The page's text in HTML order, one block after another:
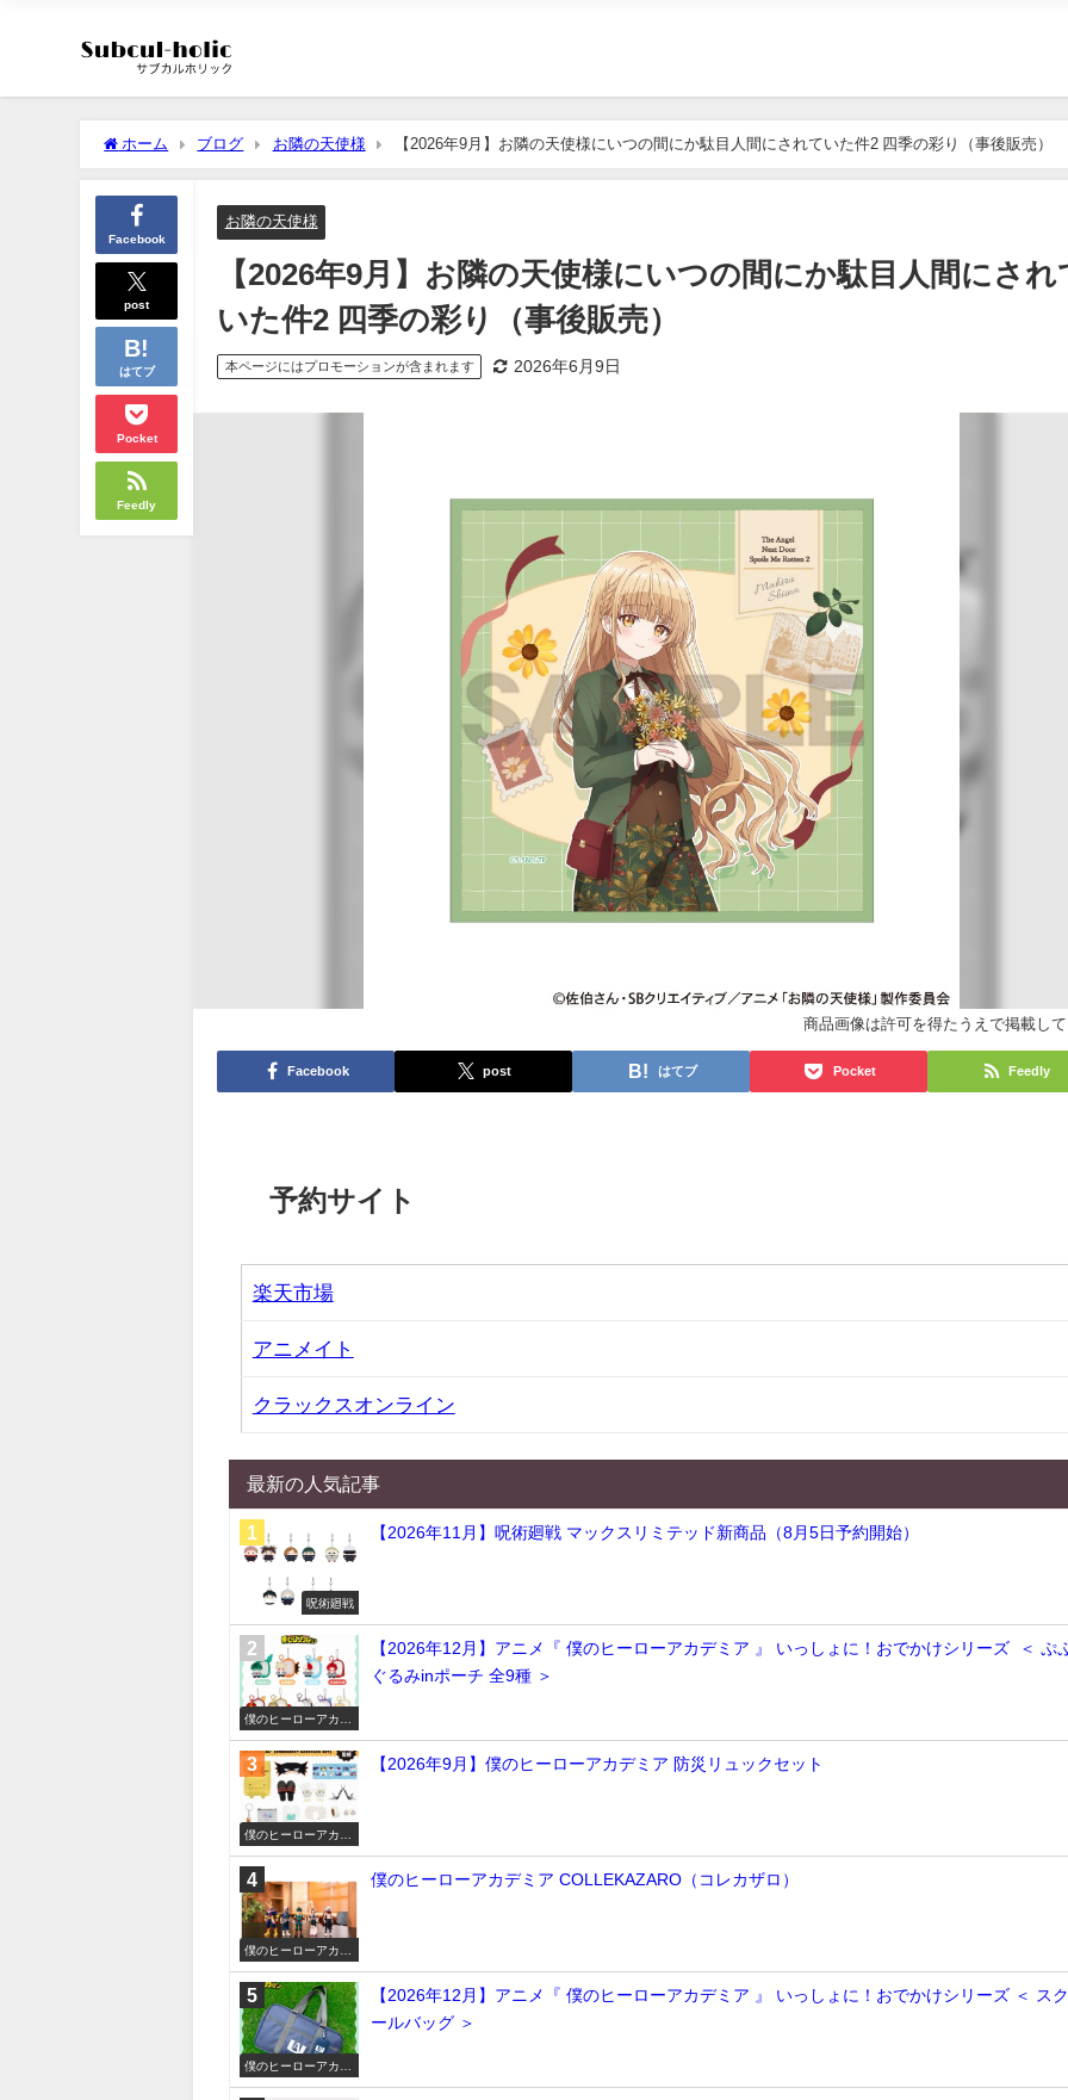
ホーム ブログ お隣の天使様 【2026年9月】お隣の天使様にいつの間にか駄目人間にされていた件2 四季の彩り（事後販売）
Facebook
post
はてブ
Pocket
Feedly
お隣の天使様
【2026年9月】お隣の天使様にいつの間にか駄目人間にされ
いた件2 四季の彩り（事後販売）
本ページにはプロモーションが含まれます 2026年6月9日
商品画像は許可を得たうえで掲載し
Facebook post はてブ Pocket Feedly
予約サイト
楽天市場
アニメイト
クラックスオンライン
最新の人気記事
呪術廻戦
【2026年11月】呪術廻戦 マックスリミテッド新商品（8月5日予約開始）
僕のヒーローアカデ
【2026年12月】アニメ『 僕のヒーローアカデミア 』 いっしょに！おでかけシリーズ ＜ ぷ
ぐるみinポーチ 全9種 ＞
僕のヒーローアカデ
【2026年9月】僕のヒーローアカデミア 防災リュックセット
僕のヒーローアカデ
僕のヒーローアカデミア COLLEKAZARO（コレカザロ）
僕のヒーローアカデ
【2026年12月】アニメ『 僕のヒーローアカデミア 』 いっしょに！おでかけシリーズ ＜ ス
ールバッグ ＞